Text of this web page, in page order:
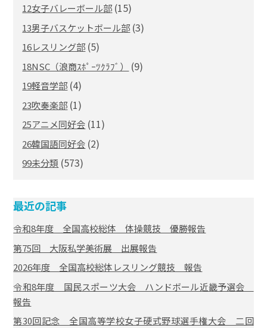
12女子バレーボール部 (15)
13男子バスケットボール部 (3)
16レスリング部 (5)
18NSC（浪商ｽﾎﾟｰﾂｸﾗﾌﾞ） (9)
19軽音学部 (4)
23吹奏楽部 (1)
25アニメ同好会 (11)
26韓国語同好会 (2)
99未分類 (573)
最近の記事
令和8年度 全国高校総体 体操競技 優勝報告
第75回 大阪私学美術展 出展報告
2026年度 全国高校総体レスリング競技 報告
令和8年度 国民スポーツ大会 ハンドボール近畿予選会
報告
第30回記念 全国高等学校女子硬式野球選手権大会 二回